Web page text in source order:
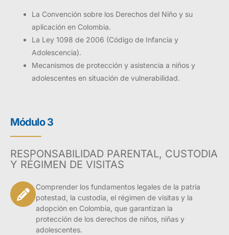
La Convención sobre los Derechos del Niño y su
aplicación en Colombia.
La Ley 1098 de 2006 (Código de Infancia y
Adolescencia).
Mecanismos de protección y asistencia a niños y
adolescentes en situación de vulnerabilidad.
Módulo 3
RESPONSABILIDAD PARENTAL, CUSTODIA
Y RÉGIMEN DE VISITAS
Comprender los fundamentos legales de la patria
potestad, la custodia, el régimen de visitas y la
adopción en Colombia, que garantizan la
protección de los derechos de niños, niñas y
adolescentes.